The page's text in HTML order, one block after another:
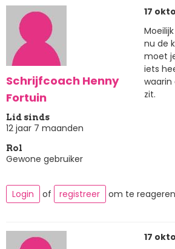
Schrijfcoach Henny
Fortuin
Lid sinds
12 jaar 7 maanden
Rol
Gewone gebruiker
17
nu de
moet
iets
zit.
Login of registreer om te reageren
17